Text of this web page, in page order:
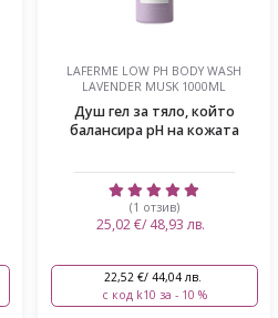
LAFERME LOW PH BODY WASH
LAVENDER MUSK 1000ML
Душ гел за тяло, който
балансира pH на кожата
(1 отзив)
25,02 €/ 48,93 лв.
22,52 €/ 44,04 лв.
с код k10 за - 10 %